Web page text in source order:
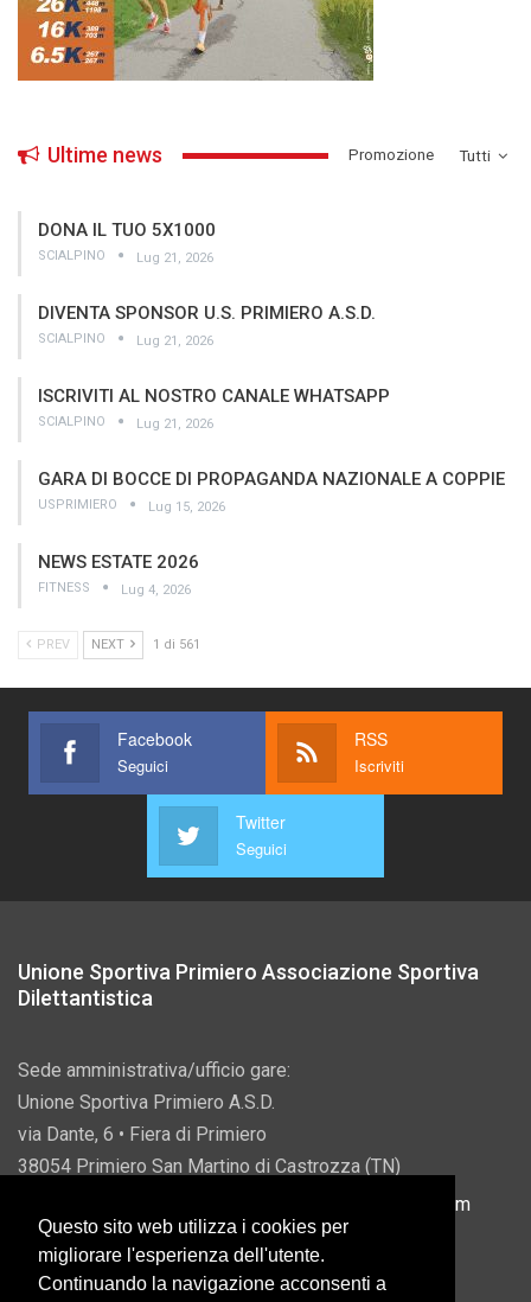
Tutti
Ultime news ­Promozione
DONA IL TUO 5X1000
SCIALPINO Lug 21, 2026
DIVENTA SPONSOR U.S. PRIMIERO A.S.D.
SCIALPINO Lug 21, 2026
ISCRIVITI AL NOSTRO CANALE WHATSAPP
SCIALPINO Lug 21, 2026
GARA DI BOCCE DI PROPAGANDA NAZIONALE A COPPIE
USPRIMIERO Lug 15, 2026
NEWS ESTATE 2026
FITNESS Lug 4, 2026
PREV NEXT 1 di 561
Facebook
Seguici
RSS
Iscriviti
Twitter
Seguici
Unione Sportiva Primiero Associazione Sportiva
Dilettantistica
Sede amministrativa/ufficio gare:
Unione Sportiva Primiero A.S.D.
via Dante, 6 • Fiera di Primiero
38054 Primiero San Martino di Castrozza (TN)
info@usprimiero.com
Questo sito web utilizza i cookies per
migliorare l'esperienza dell'utente.
Continuando la navigazione acconsenti a